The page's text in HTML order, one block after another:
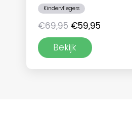
Kindervliegers
€69,95 Oorspronkelijke
prijs
was:
€59,95Huidige
Bekijk